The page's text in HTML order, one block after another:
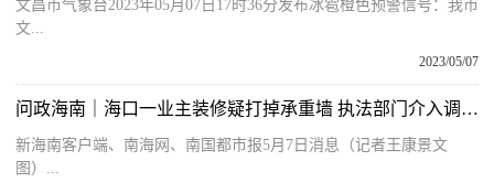
文昌市气象台2023年05月07日17时36分发布冰雹橙色预警信号：我市
文...
2023/05/07
问政海南｜海口一业主装修疑打掉承重墙 执法部门介入调查 快看
新海南客户端、南海网、南国都市报5月7日消息（记者王康景文
图）...